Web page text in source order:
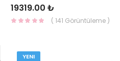
19319.00 ₺
( 141 Görüntüleme )
YENI